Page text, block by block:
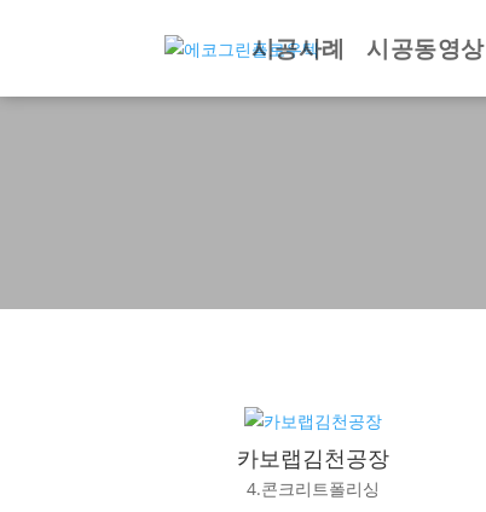
시공사례 시공동영상
카보랩김천공장
4.콘크리트폴리싱